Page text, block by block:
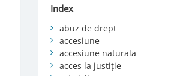
Index
abuz de drept
accesiune
accesiune naturala
acces la justiție